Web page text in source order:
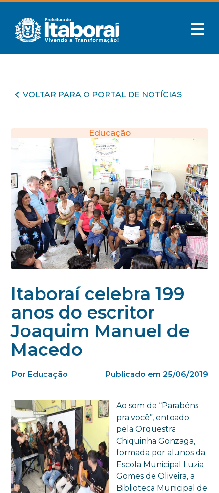
VOLTAR PARA O PORTAL DE NOTÍCIAS
Educação
Itaboraí celebra 199
anos do escritor
Joaquim Manuel de
Macedo
Por Educação Publicado em 25/06/2019
Ao som de “Parabéns
pra você”, entoado
pela Orquestra
Chiquinha Gonzaga,
formada por alunos da
Escola Municipal Luzia
Gomes de Oliveira, a
Biblioteca Municipal de